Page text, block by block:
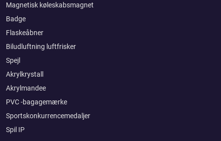
Magnetisk køleskabsmagnet
Badge
Flaskeåbner
Biludluftning luftfrisker
Spejl
Akrylkrystall
Akrylmandee
PVC -bagagemærke
Sportskonkurrencemedaljer
Spil IP